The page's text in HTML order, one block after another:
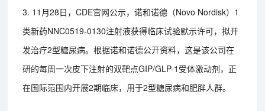
3. 11月28日，CDE官网公示，诺和诺德（Novo Nordisk）1
类新药NNC0519-0130注射液获得临床试验默示许可，拟开
发治疗2型糖尿病。根据诺和诺德公开资料，这是该公司在
研的每周一次皮下注射的双靶点GIP/GLP-1受体激动剂，正
在国际范围内开展2期临床，用于2型糖尿病和肥胖人群。